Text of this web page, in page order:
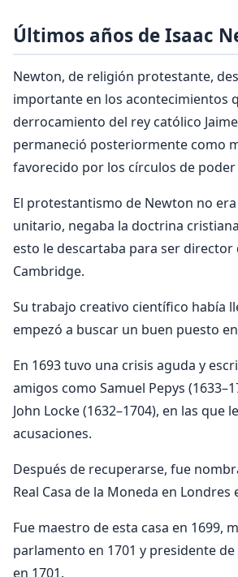
Últimos años de Isaac
Newton, de religión protestante,
importante en los acontecimientos
derrocamiento del rey católico
permaneció posteriormente como
favorecido por los círculos de
El protestantismo de Newton no
unitario, negaba la doctrina
esto le descartaba para ser director
Cambridge.
Su trabajo creativo científico había
empezó a buscar un buen puesto
En 1693 tuvo una crisis aguda y
amigos como Samuel Pepys
John Locke (1632–1704), en las que
acusaciones.
Después de recuperarse, fue
Real Casa de la Moneda en Londres
Fue maestro de esta casa en 1699,
parlamento en 1701 y presidente de
en 1701.